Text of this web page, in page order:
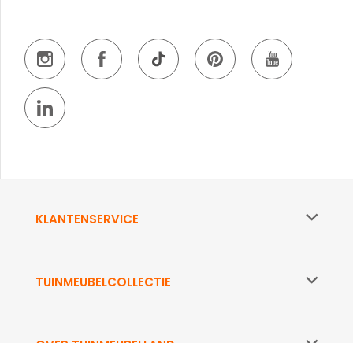
KLANTENSERVICE
TUINMEUBELCOLLECTIE